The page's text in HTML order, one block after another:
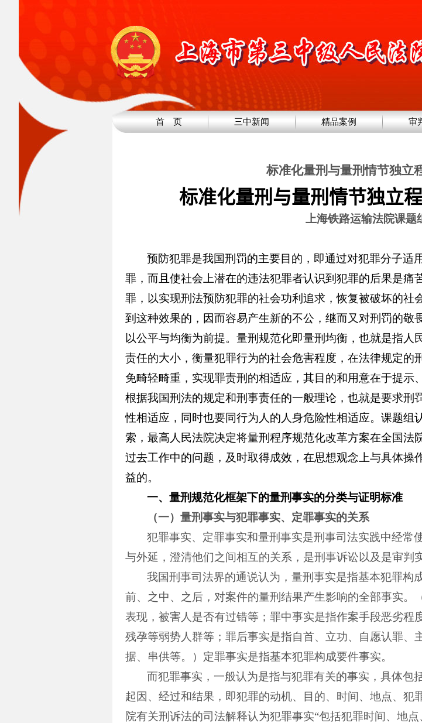
首 页 三中新闻 精品案例 审
标准化量刑与量刑情节独立
标准化量刑与量刑情节独立
上海铁路运输法院课题
预防犯罪是我国刑罚的主要目的，即通过对犯罪分子适
罪，而且使社会上潜在的违法犯罪者认识到犯罪的后果是痛
罪，以实现刑法预防犯罪的社会功利追求，恢复被破坏的社
到这种效果的，因而容易产生新的不公，继而又对刑罚的敬
以公平与均衡为前提。量刑规范化即量刑均衡，也就是指人
责任的大小，衡量犯罪行为的社会危害程度，在法律规定的
免畸轻畸重，实现罪责刑的相适应，其目的和用意在于提示
根据我国刑法的规定和刑事责任的一般理论，也就是要求刑
性相适应，同时也要同行为人的人身危险性相适应。课题组
索，最高人民法院决定将量刑程序规范化改革方案在全国法
过去工作中的问题，及时取得成效， 在思想观念上与具体操
益的。
一、量刑规范化框架下的量刑事实的分类与证明标准
（一）量刑事实与犯罪事实、定罪事实的关系
犯罪事实、定罪事实和量刑事实是刑事司法实践中经常
与外延，澄清他们之间相互的关系，是刑事诉讼以及是审判
我国刑事司法界的通说认为，量刑事实是指基本犯罪构
前、之中、之后，对案件的量刑结果产生影响的全部事实。
表现，被害人是否有过错等；罪中事实是指作案手段恶劣程
残孕等弱势人群等；罪后事实是指自首、立功、自愿认罪、
据、串供等。）定罪事实是指基本犯罪构成要件事实。
而犯罪事实，一般认为是指与犯罪有关的事实，具体包
起因、经过和结果，即犯罪的动机、目的、时间、地点、犯
院有关刑诉法的司法解释认为犯罪事实“包括犯罪时间、地